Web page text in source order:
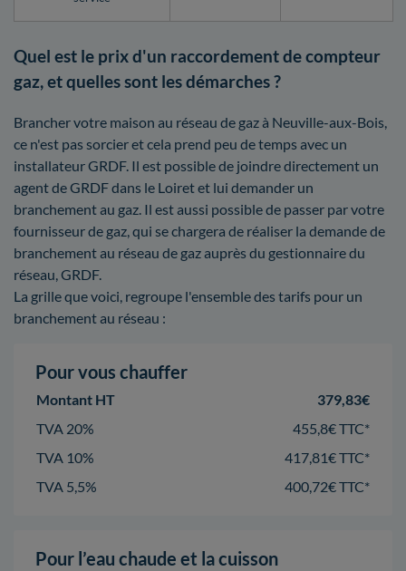
Quel est le prix d'un raccordement de compteur
gaz, et quelles sont les démarches ?
Brancher votre maison au réseau de gaz à Neuville-aux-Bois,
ce n'est pas sorcier et cela prend peu de temps avec un
installateur GRDF. Il est possible de joindre directement un
agent de GRDF dans le Loiret et lui demander un
branchement au gaz. Il est aussi possible de passer par votre
fournisseur de gaz, qui se chargera de réaliser la demande de
branchement au réseau de gaz auprès du gestionnaire du
réseau, GRDF.
La grille que voici, regroupe l'ensemble des tarifs pour un
branchement au réseau :
Pour vous chauffer
Montant HT
379,83€
TVA 20%
455,8€ TTC*
TVA 10%
417,81€ TTC*
TVA 5,5%
400,72€ TTC*
Pour l’eau chaude et la cuisson